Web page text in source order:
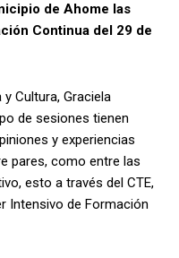
de Ahome las
Continua del 29 de
Cultura, Graciela
de sesiones tienen
y experiencias
pares, como entre las
esto a través del CTE,
Intensivo de Formación